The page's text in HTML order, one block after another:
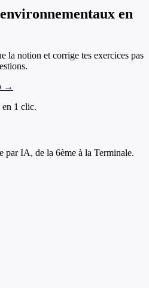
en
la notion et corrige tes exercices pas
→
en 1 clic.
par IA, de la 6ème à la Terminale.